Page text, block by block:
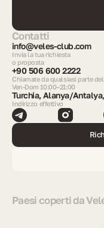
Contatti
info@veles-club.com
Invia la tua richiesta
o proposta
+90 506 600 2222
Chiamate da qualsiasi parte
Ven-Dom 10:00–21:00
Turchia, Alanya/
Indirizzo effettivo
Paesi coperti da